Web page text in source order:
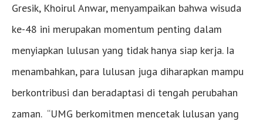
Gresik, Khoirul Anwar, menyampaikan bahwa wisuda
ke-48 ini merupakan momentum penting dalam
menyiapkan lulusan yang tidak hanya siap kerja. Ia
menambahkan, para lulusan juga diharapkan mampu
berkontribusi dan beradaptasi di tengah perubahan
zaman. “UMG berkomitmen mencetak lulusan yang